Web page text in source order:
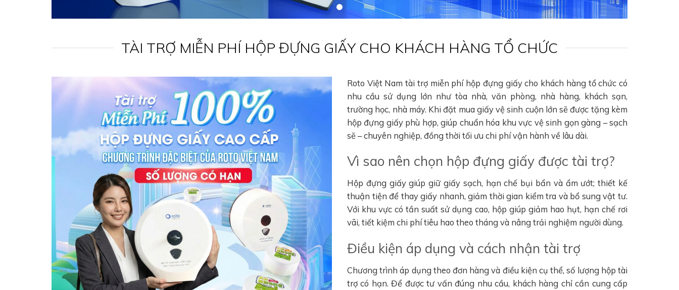
TÀI TRỢ MIỄN PHÍ HỘP ĐỰNG GIẤY CHO KHÁCH HÀNG TỔ CHỨC
Roto Việt Nam tài trợ miễn phí hộp đựng giấy cho khách hàng tổ chức có
nhu cầu sử dụng lớn như tòa nhà, văn phòng, nhà hàng, khách sạn,
trường học, nhà máy. Khi đặt mua giấy vệ sinh cuộn lớn sẽ được tặng kèm
hộp đựng giấy phù hợp, giúp chuẩn hóa khu vực vệ sinh gọn gàng – sạch
sẽ – chuyên nghiệp, đồng thời tối ưu chi phí vận hành về lâu dài.
Vì sao nên chọn hộp đựng giấy được tài trợ?
Hộp đựng giấy giúp giữ giấy sạch, hạn chế bụi bẩn và ẩm ướt; thiết kế
thuận tiện để thay giấy nhanh, giảm thời gian kiểm tra và bổ sung vật tư.
Với khu vực có tần suất sử dụng cao, hộp giúp giảm hao hụt, hạn chế rơi
vãi, tiết kiệm chi phí tiêu hao theo tháng và nâng trải nghiệm người dùng.
Điều kiện áp dụng và cách nhận tài trợ
Chương trình áp dụng theo đơn hàng và điều kiện cụ thể, số lượng hộp tài
trợ có hạn. Để được tư vấn đúng nhu cầu, khách hàng chỉ cần cung cấp